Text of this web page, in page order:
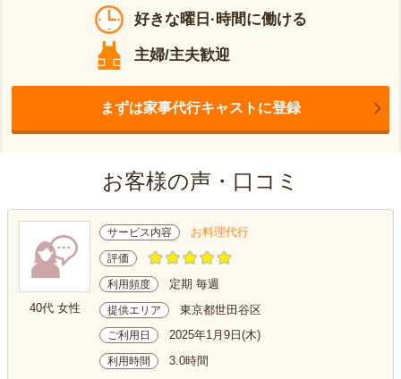
好きな曜日·時間に働ける
主婦/主夫歓迎
まずは家事代行キャストに登録
お客様の声・口コミ
40代 女性
サービス内容 お料理代行
評価
利用頻度 定期 毎週
提供エリア 東京都世田谷区
ご利用日 2025年1月9日(木)
利用時間 3.0時間